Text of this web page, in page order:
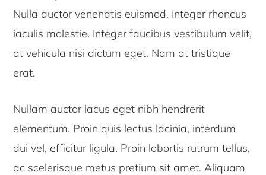
Nulla auctor venenatis euismod. Integer rhoncus
iaculis molestie. Integer faucibus vestibulum velit,
at vehicula nisi dictum eget. Nam at tristique
erat.
Nullam auctor lacus eget nibh hendrerit
elementum. Proin quis lectus lacinia, interdum
dui vel, efficitur ligula. Proin lobortis rutrum tellus,
ac scelerisque metus pretium sit amet. Aliquam